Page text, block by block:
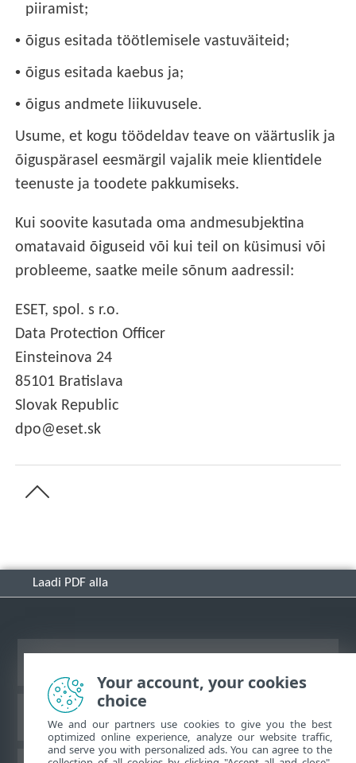
piiramist;
• õigus esitada töötlemisele vastuväiteid;
• õigus esitada kaebus ja;
• õigus andmete liikuvusele.
Usume, et kogu töödeldav teave on väärtuslik ja
õiguspärasel eesmärgil vajalik meie klientidele
teenuste ja toodete pakkumiseks.
Kui soovite kasutada oma andmesubjektina
omatavaid õiguseid või kui teil on küsimusi või
probleeme, saatke meile sõnum aadressil:
ESET, spol. s r.o.
Data Protection Officer
Einsteinova 24
85101 Bratislava
Slovak Republic
dpo@eset.sk
Laadi PDF alla
ESET-i teabebaas
Your account, your cookies
choice
We and our partners use cookies to give you the best
optimized online experience, analyze our website traffic,
and serve you with personalized ads. You can agree to the